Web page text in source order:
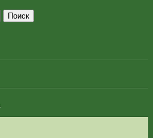
Поиск